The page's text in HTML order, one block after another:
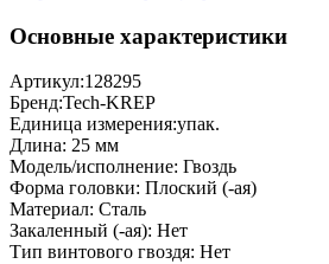
Основные характеристики
Артикул:128295
Бренд:Tech-KREP
Единица измерения:упак.
Длина: 25 мм
Модель/исполнение: Гвоздь
Форма головки: Плоский (-ая)
Материал: Сталь
Закаленный (-ая): Нет
Тип винтового гвоздя: Нет